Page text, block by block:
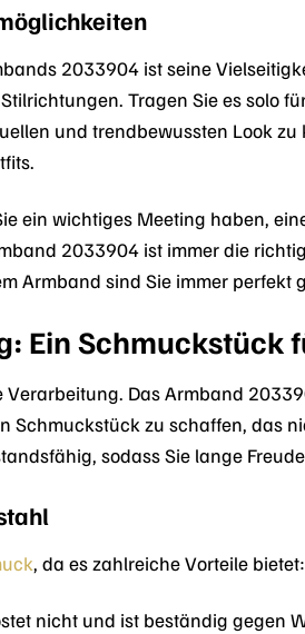
2033904 ist seine
Tragen Sie es solo
und trendbewussten Look
ein wichtiges Meeting haben,
2033904 ist immer die
Armband sind Sie immer perfekt
Ein Schmuckstück
Das Armband
Schmuckstück zu schaffen, das
sodass Sie lange
, da es zahlreiche Vorteile bietet:
nicht und ist beständig gegen